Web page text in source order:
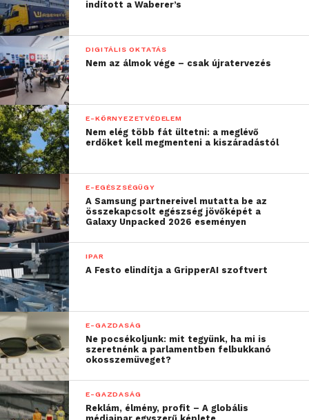
beléptetésre és fizetésre is alkalmas.
„Az EchoWaves
fesztiválon most debütált
integrált beléptetési és
fizetési megoldásunk
technológiai szempontból
is a világ élvonalába
helyezte ezt a
rendezvényt.”
– hangsúlyozta Kaderják Dániel, a Festipay Zrt.
vezérigazgatója, aki személyesen van jelen
Anakliában az integrált karszalag georgiai
bevezetésén.
“Különösen nagy öröm
nekünk, hogy ebből a
régióból is érkezett egy
együttműködési felkérés,
indított a Waberer’s
DIGITÁLIS OKTATÁS
Nem az álmok vége – csak újratervezés
E-KÖRNYEZETVÉDELEM
Nem elég több fát ültetni: a meglévő
erdőket kell megmenteni a kiszáradástól
E-EGÉSZSÉGÜGY
A Samsung partnereivel mutatta be az
összekapcsolt egészség jövőképét a
Galaxy Unpacked 2026 eseményen
IPAR
A Festo elindítja a GripperAI szoftvert
E-GAZDASÁG
Ne pocsékoljunk: mit tegyünk, ha mi is
szeretnénk a parlamentben felbukkanó
okosszemüveget?
E-GAZDASÁG
Reklám, élmény, profit – A globális